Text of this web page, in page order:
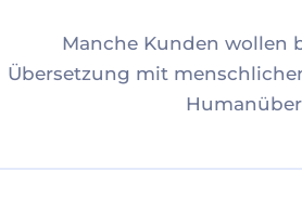
Manche Kunden wollen
Übersetzung mit